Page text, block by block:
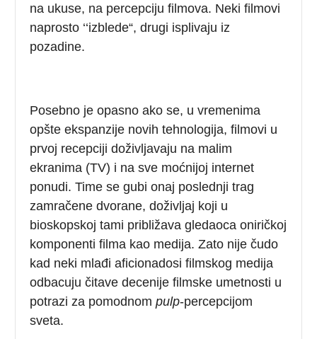
na ukuse, na percepciju filmova. Neki filmovi
naprosto ‘‘izblede“, drugi isplivaju iz
pozadine.
Posebno je opasno ako se, u vremenima
opšte ekspanzije novih tehnologija, filmovi u
prvoj recepciji doživljavaju na malim
ekranima (TV) i na sve moćnijoj internet
ponudi. Time se gubi onaj poslednji trag
zamračene dvorane, doživljaj koji u
bioskopskoj tami približava gledaoca oniričkoj
komponenti filma kao medija. Zato nije čudo
kad neki mlađi aficionadosi filmskog medija
odbacuju čitave decenije filmske umetnosti u
potrazi za pomodnompulp-percepcijom
sveta.